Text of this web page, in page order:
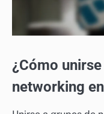
¿Cómo
networking